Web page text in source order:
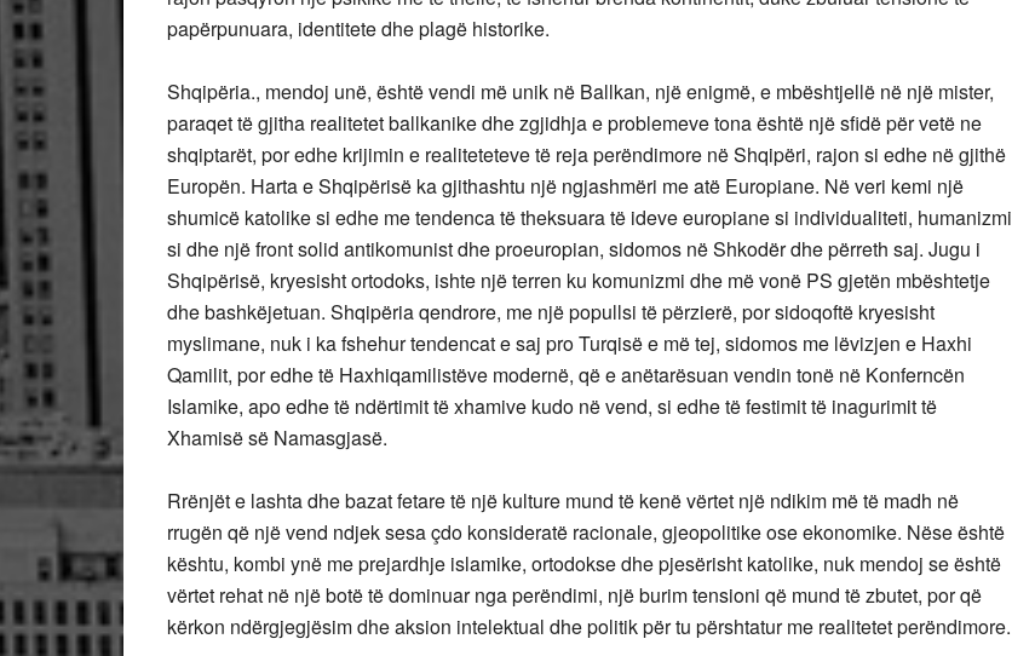
papërpunuara, identitete dhe plagë historike.
Shqipëria., mendoj unë, është vendi më unik në Ballkan, një enigmë, e mbështjellë në një mister,
paraqet të gjitha realitetet ballkanike dhe zgjidhja e problemeve tona është një sfidë për vetë ne
shqiptarët, por edhe krijimin e realiteteteve të reja perëndimore në Shqipëri, rajon si edhe në gjithë
Europën. Harta e Shqipërisë ka gjithashtu një ngjashmëri me atë Europiane. Në veri kemi një
shumicë katolike si edhe me tendenca të theksuara të ideve europiane si individualiteti, humanizmi
si dhe një front solid antikomunist dhe proeuropian, sidomos në Shkodër dhe përreth saj. Jugu i
Shqipërisë, kryesisht ortodoks, ishte një terren ku komunizmi dhe më vonë PS gjetën mbështetje
dhe bashkëjetuan. Shqipëria qendrore, me një popullsi të përzierë, por sidoqoftë kryesisht
myslimane, nuk i ka fshehur tendencat e saj pro Turqisë e më tej, sidomos me lëvizjen e Haxhi
Qamilit, por edhe të Haxhiqamilistëve modernë, që e anëtarësuan vendin tonë në Konferncën
Islamike, apo edhe të ndërtimit të xhamive kudo në vend, si edhe të festimit të inagurimit të
Xhamisë së Namasgjasë.
Rrënjët e lashta dhe bazat fetare të një kulture mund të kenë vërtet një ndikim më të madh në
rrugën që një vend ndjek sesa çdo konsideratë racionale, gjeopolitike ose ekonomike. Nëse është
kështu, kombi ynë me prejardhje islamike, ortodokse dhe pjesërisht katolike, nuk mendoj se është
vërtet rehat në një botë të dominuar nga perëndimi, një burim tensioni që mund të zbutet, por që
kërkon ndërgjegjësim dhe aksion intelektual dhe politik për tu përshtatur me realitetet perëndimore.